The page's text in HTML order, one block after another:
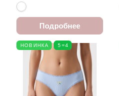
Подробнее
НОВИНКА 5=4